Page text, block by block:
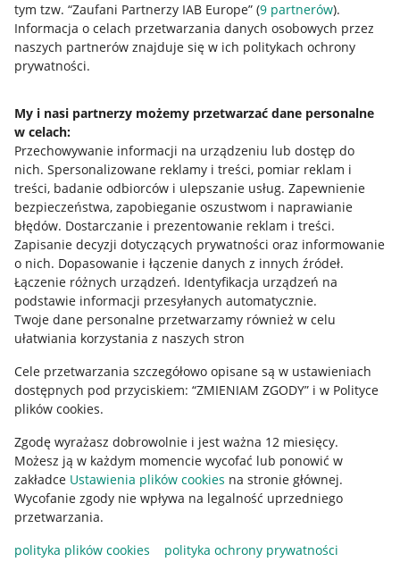
tym tzw. “Zaufani Partnerzy IAB Europe” (9 partnerów).
Informacja o celach przetwarzania danych osobowych przez
naszych partnerów znajduje się w ich politykach ochrony
prywatności.
My i nasi partnerzy możemy przetwarzać dane personalne
w celach:
Przechowywanie informacji na urządzeniu lub dostęp do
nich. Spersonalizowane reklamy i treści, pomiar reklam i
treści, badanie odbiorców i ulepszanie usług. Zapewnienie
bezpieczeństwa, zapobieganie oszustwom i naprawianie
błędów. Dostarczanie i prezentowanie reklam i treści.
Zapisanie decyzji dotyczących prywatności oraz informowanie
o nich. Dopasowanie i łączenie danych z innych źródeł.
Łączenie różnych urządzeń. Identyfikacja urządzeń na
podstawie informacji przesyłanych automatycznie.
Twoje dane personalne przetwarzamy również w celu
ułatwiania korzystania z naszych stron
Cele przetwarzania szczegółowo opisane są w ustawieniach
dostępnych pod przyciskiem: “ZMIENIAM ZGODY” i w Polityce
plików cookies.
Zgodę wyrażasz dobrowolnie i jest ważna 12 miesięcy.
Możesz ją w każdym momencie wycofać lub ponowić w
zakładce Ustawienia plików cookies na stronie głównej.
Wycofanie zgody nie wpływa na legalność uprzedniego
przetwarzania.
polityka plików cookies
polityka ochrony prywatności
Przydatne informacje
Jak to działa
Napisz do nas
Allegro Gadane dla sprzedających
Allegro Gadane dla kupujących
Mapa miejscowości
Informacje prawne
Regulamin
Ustawienia plików "cookies"
Udostępnianie lokalizacji
Informacje dla Aktu o Usługach Cyfrowych
Pobierz aplikację